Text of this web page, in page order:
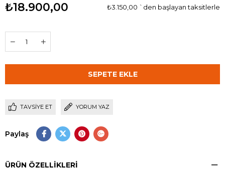
₺18.900,00 ₺3.150,00 `den başlayan taksitlerle
TAVSIYE ET YORUM YAZ
Paylaş
ÜRÜN ÖZELLIKLERI